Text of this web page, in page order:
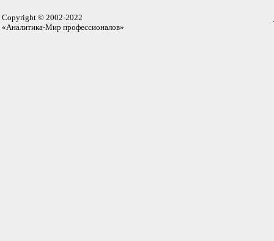
Copyright © 2002-2022
«Аналитика-Мир профессионалов»